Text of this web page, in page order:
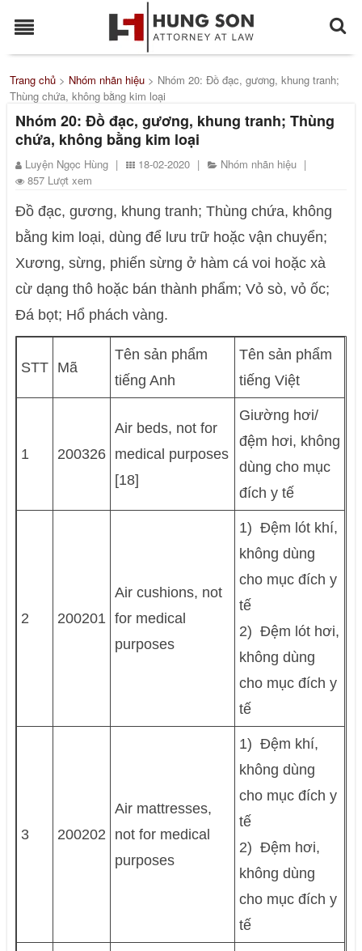
Trang chủ > Nhóm nhãn hiệu > Nhóm 20: Ðồ đạc, gương, khung tranh;
Thùng chứa, không bằng kim loại
Nhóm 20: Ðồ đạc, gương, khung tranh; Thùng
chứa, không bằng kim loại
Luyện Ngọc Hùng | 18-02-2020 | Nhóm nhãn hiệu |
857 Lượt xem
Ðồ đạc, gương, khung tranh; Thùng chứa, không
bằng kim loại, dùng để lưu trữ hoặc vận chuyển;
Xương, sừng, phiến sừng ở hàm cá voi hoặc xà
cừ dạng thô hoặc bán thành phẩm; Vỏ sò, vỏ ốc;
Đá bọt; Hổ phách vàng.
STT Mã
Tên sản phẩm
tiếng Anh
Tên sản phẩm
tiếng Việt
1 200326
Air beds, not for
medical purposes
[18]
Giường hơi/
đệm hơi, không
dùng cho mục
đích y tế
2 200201
Air cushions, not
for medical
purposes
1) Ðệm lót khí,
không dùng
cho mục đích y
tế
2) Ðệm lót hơi,
không dùng
cho mục đích y
tế
3 200202
Air mattresses,
not for medical
purposes
1) Ðệm khí,
không dùng
cho mục đích y
tế
2) Ðệm hơi,
không dùng
cho mục đích y
tế